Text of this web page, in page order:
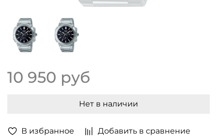
В избранное Добавить в сравнение
10 950 руб
Нет в наличии